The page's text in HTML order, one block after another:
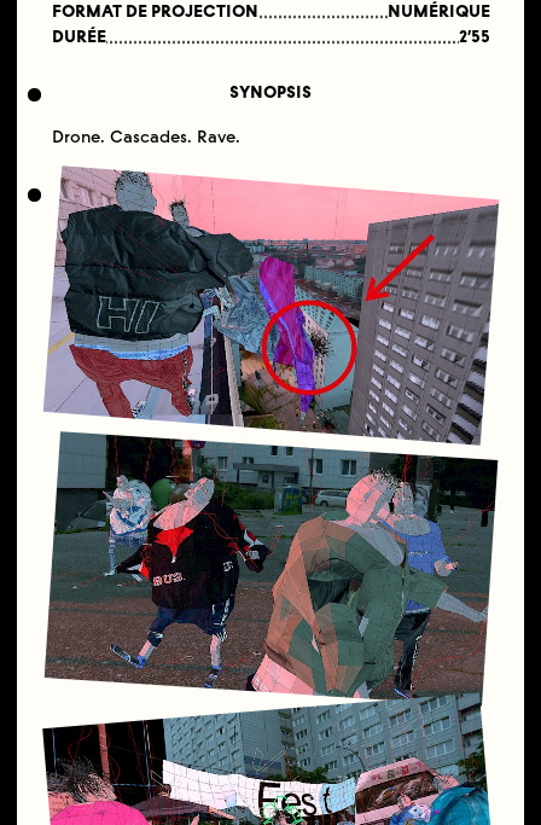
FORMAT DE PROJECTION
NUMÉRIQUE
DURÉE
2′55
SYNOPSIS
Drone. Cascades. Rave.